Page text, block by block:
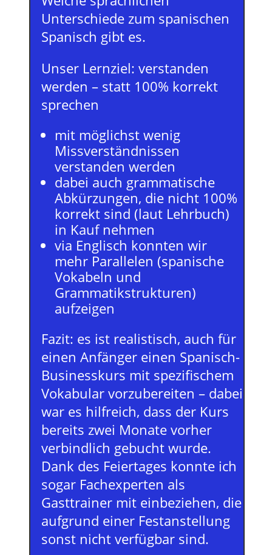
Unterschiede zum spanischen
Spanisch gibt es.
Unser Lernziel: verstanden
werden – statt 100% korrekt
sprechen
mit möglichst wenig
Missverständnissen
verstanden werden
dabei auch grammatische
Abkürzungen, die nicht 100%
korrekt sind (laut Lehrbuch)
in Kauf nehmen
via Englisch konnten wir
mehr Parallelen (spanische
Vokabeln und
Grammatikstrukturen)
aufzeigen
Fazit: es ist realistisch, auch für
einen Anfänger einen Spanisch-
Businesskurs mit spezifischem
Vokabular vorzubereiten – dabei
war es hilfreich, dass der Kurs
bereits zwei Monate vorher
verbindlich gebucht wurde.
Dank des Feiertages konnte ich
sogar Fachexperten als
Gasttrainer mit einbeziehen, die
aufgrund einer Festanstellung
sonst nicht verfügbar sind.